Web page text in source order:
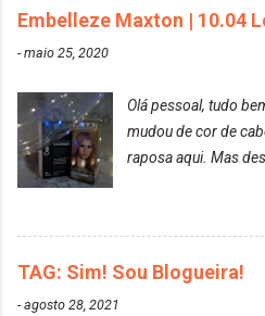
uma boa câmera
uma super câmera
suas fotos? Sim.
Tumblr, We heart it,
particularmente não
elas fiquem no
Embelleze Maxton | 10.04
-maio 25, 2020
Olá pessoal, tudo
mudou de cor de
raposa aqui. Mas
Louro Rosé Se
meu cabelo
de todos que fiz
Moda é... Creative
TAG: Sim! Sou Blogueira!
-agosto 28, 2021